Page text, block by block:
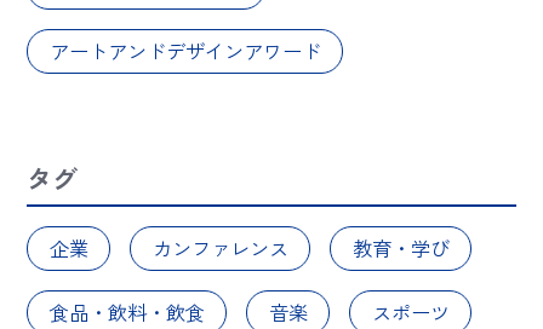
アートアンドデザインアワード
タグ
企業 カンファレンス 教育・学び
食品・飲料・飲食 音楽 スポーツ